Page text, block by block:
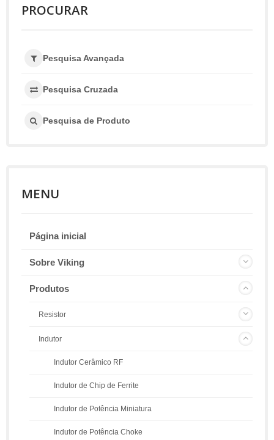
PROCURAR
Pesquisa Avançada
Pesquisa Cruzada
Pesquisa de Produto
MENU
Página inicial
Sobre Viking
Produtos
Resistor
Indutor
Indutor Cerâmico RF
Indutor de Chip de Ferrite
Indutor de Potência Miniatura
Indutor de Potência Choke